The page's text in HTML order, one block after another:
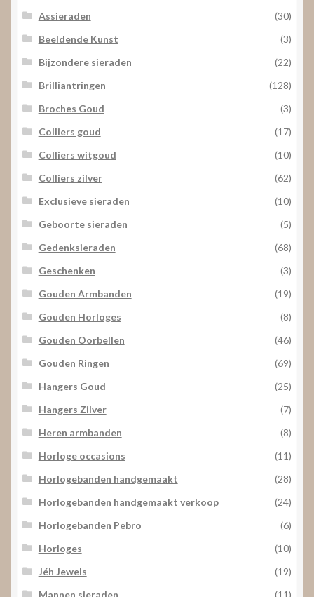
Assieraden
(30)
Beeldende Kunst
(3)
Bijzondere sieraden
(22)
Brilliantringen
(128)
Broches Goud
(3)
Colliers goud
(17)
Colliers witgoud
(10)
Colliers zilver
(62)
Exclusieve sieraden
(10)
Geboorte sieraden
(5)
Gedenksieraden
(68)
Geschenken
(3)
Gouden Armbanden
(19)
Gouden Horloges
(8)
Gouden Oorbellen
(46)
Gouden Ringen
(69)
Hangers Goud
(25)
Hangers Zilver
(7)
Heren armbanden
(8)
Horloge occasions
(11)
Horlogebanden handgemaakt
(28)
Horlogebanden handgemaakt verkoop
(24)
Horlogebanden Pebro
(6)
Horloges
(10)
Jéh Jewels
(19)
Mannen sieraden
(11)